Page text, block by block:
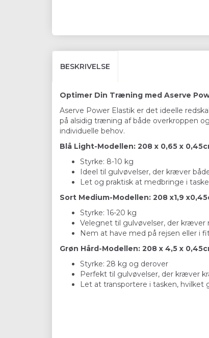
BESKRIVELSE
Optimer Din Træning med Aserve
Aserve Power Elastik er det ideelle
på alsidig træning af både overkroppen
individuelle behov.
Blå Light-Modellen: 208 x 0,65 x
Styrke: 8-10 kg
Ideel til gulvøvelser, der kræver
Let og praktisk at medbringe i
Sort Medium-Modellen: 208 x1,9
Styrke: 16-20 kg
Velegnet til gulvøvelser, der
Nem at have med på rejsen eller i
Grøn Hård-Modellen: 208 x 4,5 x
Styrke: 28 kg og derover
Perfekt til gulvøvelser, der kræver
Let at transportere i tasken,